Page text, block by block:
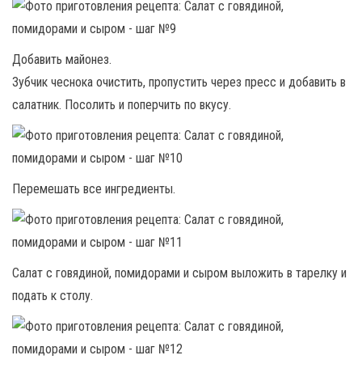
Добавить майонез.
Зубчик чеснока очистить, пропустить через пресс и добавить в
салатник. Посолить и поперчить по вкусу.
Перемешать все ингредиенты.
Салат с говядиной, помидорами и сыром выложить в тарелку и
подать к столу.